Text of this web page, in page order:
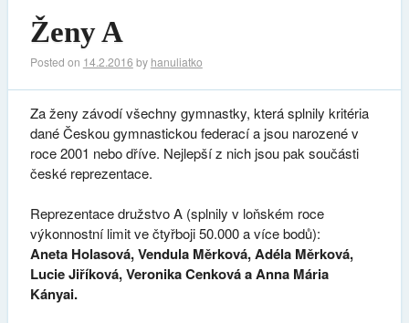
Ženy A
Posted on 14.2.2016 by hanuliatko
Za ženy závodí všechny gymnastky, která splnily kritéria
dané Českou gymnastickou federací a jsou narozené v
roce 2001 nebo dříve. Nejlepší z nich jsou pak součásti
české reprezentace.
Reprezentace družstvo A (splnily v loňském roce
výkonnostní limit ve čtyřboji 50.000 a více bodů):
Aneta Holasová, Vendula Měrková, Adéla Měrková,
Lucie Jiříková, Veronika Cenková a Anna Mária
Kányai.